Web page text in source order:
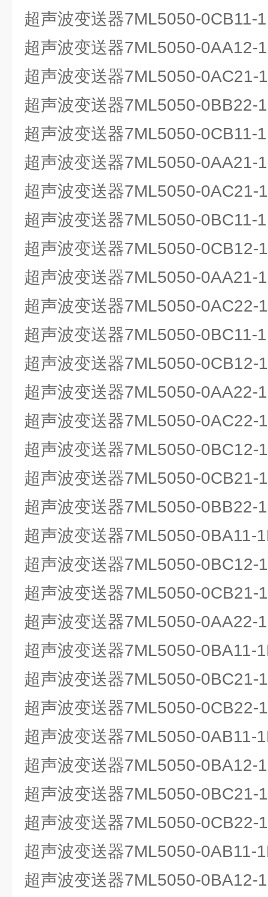
超声波变送器7ML5050-0CB11-
超声波变送器7ML5050-
超声波变送器7ML5050-
超声波变送器7ML5050-
超声波变送器7ML5050-0CB11-
超声波变送器7ML5050-
超声波变送器7ML5050-
超声波变送器7ML5050-
超声波变送器7ML5050-0CB12-
超声波变送器7ML5050-
超声波变送器7ML5050-
超声波变送器7ML5050-
超声波变送器7ML5050-0CB12-
超声波变送器7ML5050-
超声波变送器7ML5050-
超声波变送器7ML5050-
超声波变送器7ML5050-0CB21-
超声波变送器7ML5050-
超声波变送器7ML5050-
超声波变送器7ML5050-
超声波变送器7ML5050-0CB21-
超声波变送器7ML5050-
超声波变送器7ML5050-
超声波变送器7ML5050-
超声波变送器7ML5050-0CB22-
超声波变送器7ML5050-
超声波变送器7ML5050-
超声波变送器7ML5050-
超声波变送器7ML5050-0CB22-
超声波变送器7ML5050-
超声波变送器7ML5050-